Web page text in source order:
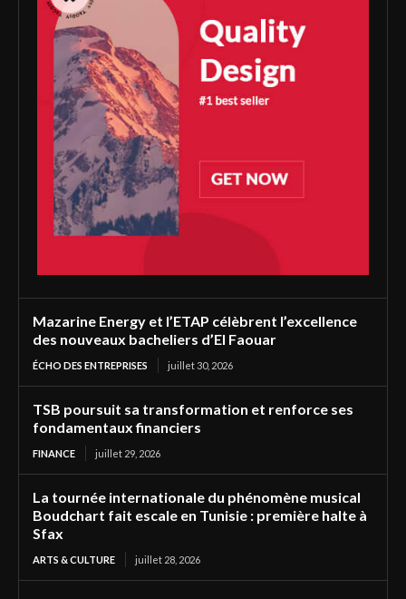
Mazarine Energy et l’ETAP célèbrent l’excellence
des nouveaux bacheliers d’El Faouar
ÉCHO DES ENTREPRISES juillet 30, 2026
TSB poursuit sa transformation et renforce ses
fondamentaux financiers
FINANCE juillet 29, 2026
La tournée internationale du phénomène musical
Boudchart fait escale en Tunisie : première halte à
Sfax
ARTS & CULTURE juillet 28, 2026